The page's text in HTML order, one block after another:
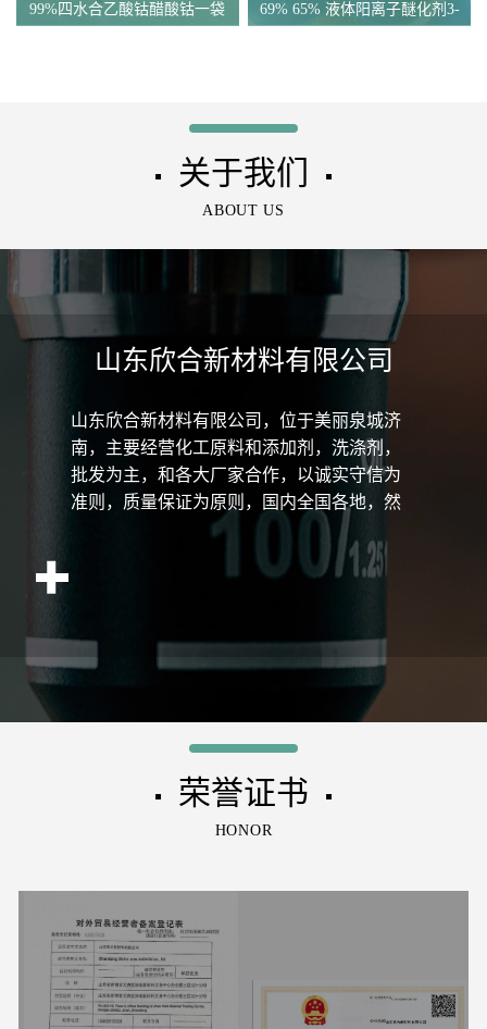
99%四水合乙酸钴醋酸钴一袋
69% 65% 液体阳离子醚化剂3-
▪ 关于我们 ▪
ABOUT US
山东欣合新材料有限公司
山东欣合新材料有限公司，位于美丽泉城济
南，主要经营化工原料和添加剂，洗涤剂，
批发为主，和各大厂家合作，以诚实守信为
准则，质量保证为原则，国内全国各地，然
后物流发货，还有进出口业务，经营进口原
料，然后国内原料远销各个国家，主要销往
东南亚，南美，澳大利亚，美国，加拿大，
▪ 荣誉证书 ▪
HONOR